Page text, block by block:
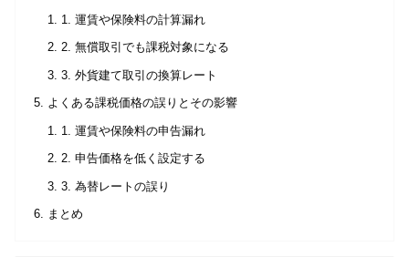
1. 運賃や保険料の計算漏れ
2. 無償取引でも課税対象になる
3. 外貨建て取引の換算レート
よくある課税価格の誤りとその影響
1. 運賃や保険料の申告漏れ
2. 申告価格を低く設定する
3. 為替レートの誤り
まとめ